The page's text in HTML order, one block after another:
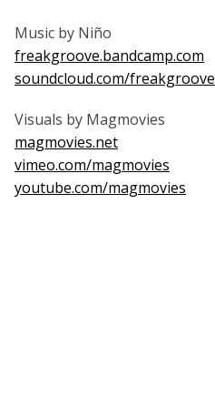
Music by Niño
freakgroove.bandcamp.com
soundcloud.com/freakgroove
Visuals by Magmovies
magmovies.net
vimeo.com/magmovies
youtube.com/magmovies